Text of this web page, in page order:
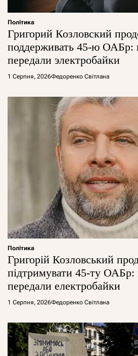
Політика
Григорий Козловский
поддерживать 45-ю ОАБр:
передали электробайки
1 Серпня, 2026Федоренко Світлана
Політика
Григорій Козловський
підтримувати 45-ту ОАБр:
передали електробайки
1 Серпня, 2026Федоренко Світлана